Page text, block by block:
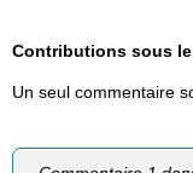
Contributions sous
Un seul commentaire